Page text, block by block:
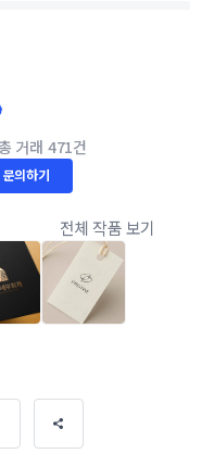
거래 471건
문의하기
전체 작품 보기